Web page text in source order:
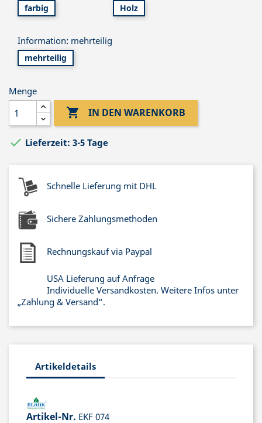
farbig Holz
Information: mehrteilig
mehrteilig
Menge
 IN DEN WARENKORB
 Lieferzeit: 3-5 Tage
Schnelle Lieferung mit DHL
Sichere Zahlungsmethoden
Rechnungskauf via Paypal
USA Lieferung auf Anfrage
Individuelle Versandkosten. Weitere Infos unter
„Zahlung & Versand“.
Artikeldetails
Artikel-Nr. EKF 074